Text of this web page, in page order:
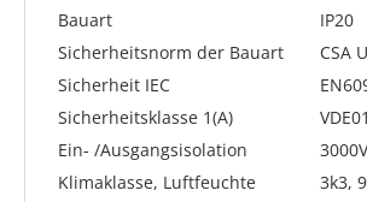
Bauart
IP20
Sicherheitsnorm der Bauart
CSA
Sicherheit IEC
Sicherheitsklasse 1(A)
Ein- /Ausgangsisolation
Klimaklasse, Luftfeuchte
3k3,